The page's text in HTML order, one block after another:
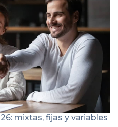
mixtas, fijas y variables